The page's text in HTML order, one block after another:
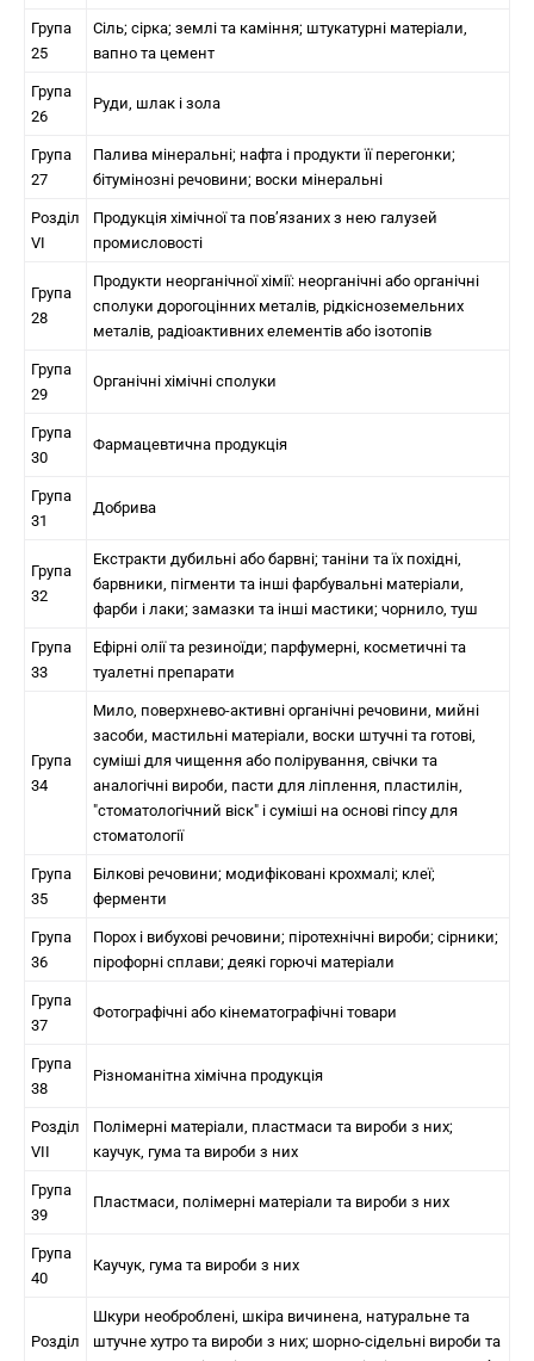
Група
25
Сіль; сірка; землі та каміння; штукатурні матеріали,
вапно та цемент
Група
26
Руди, шлак і зола
Група
27
Палива мінеральні; нафта і продукти її перегонки;
бітумінозні речовини; воски мінеральні
Розділ
VI
Продукція хімічної та пов’язаних з нею галузей
промисловості
Група
28
Продукти неорганічної хімії: неорганічні або органічні
сполуки дорогоцінних металів, рідкісноземельних
металів, радіоактивних елементів або ізотопів
Група
29
Органічні хімічні сполуки
Група
30
Фармацевтична продукція
Група
31
Добрива
Група
32
Екстракти дубильні або барвні; таніни та їх похідні,
барвники, пігменти та інші фарбувальні матеріали,
фарби і лаки; замазки та інші мастики; чорнило, туш
Група
33
Ефірні олії та резиноїди; парфумерні, косметичні та
туалетні препарати
Група
34
Мило, поверхнево-активні органічні речовини, мийні
засоби, мастильні матеріали, воски штучні та готові,
суміші для чищення або полірування, свічки та
аналогічні вироби, пасти для ліплення, пластилін,
"стоматологічний віск" і суміші на основі гіпсу для
стоматології
Група
35
Білкові речовини; модифіковані крохмалі; клеї;
ферменти
Група
36
Порох і вибухові речовини; піротехнічні вироби; сірники;
пірофорні сплави; деякі горючі матеріали
Група
37
Фотографічні або кінематографічні товари
Група
38
Різноманітна хімічна продукція
Розділ
VII
Полімерні матеріали, пластмаси та вироби з них;
каучук, гума та вироби з них
Група
39
Пластмаси, полімерні матеріали та вироби з них
Група
40
Каучук, гума та вироби з них
Розділ
Шкури необроблені, шкіра вичинена, натуральне та
штучне хутро та вироби з них; шорно-сідельні вироби та